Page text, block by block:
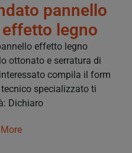
pannello
legno
effetto legno
ottonato e serratura di
compila il form
specializzato ti
Dichiaro